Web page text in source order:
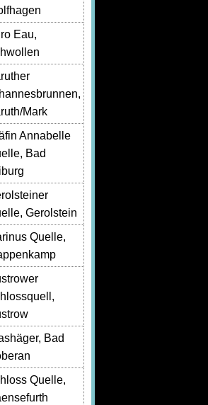
Eau,
Mark
Annabelle
Bad
Gerolstein
Quelle,
Bad
Quelle,